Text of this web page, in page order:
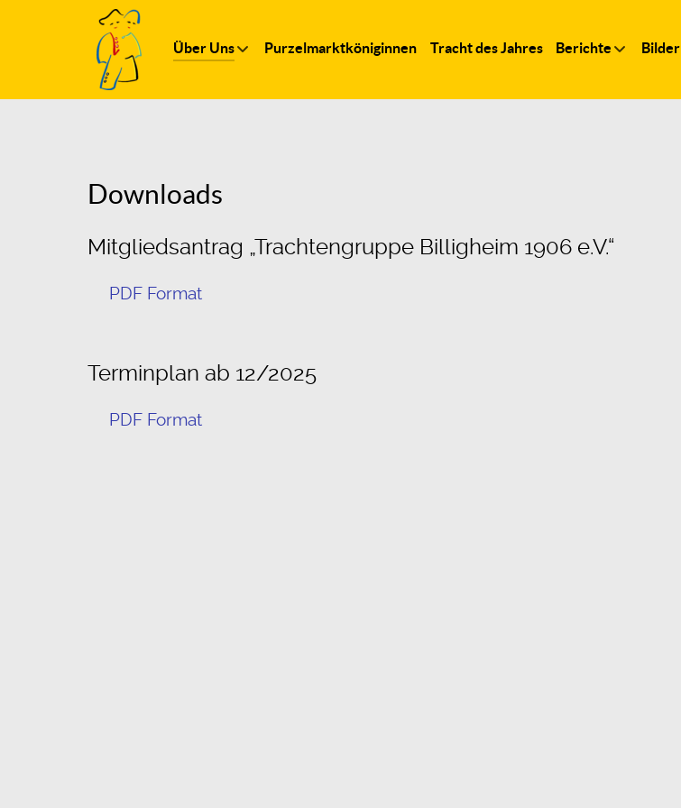
Über Uns Purzelmarktköniginnen Tracht des Jahres Berichte Bilder
Downloads
Mitgliedsantrag „Trachtengruppe Billigheim 1906 e.V.“
PDF Format
Terminplan ab 12/2025
PDF Format